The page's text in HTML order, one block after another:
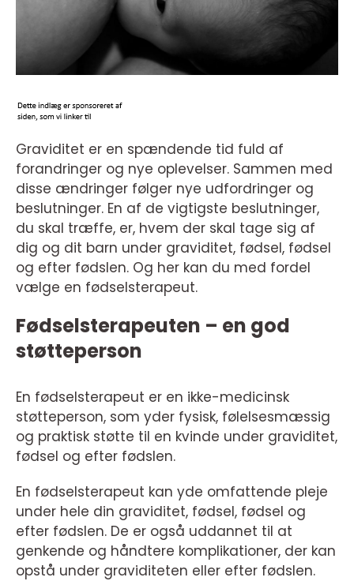
Graviditet er en spændende tid fuld af
forandringer og nye oplevelser. Sammen med
disse ændringer følger nye udfordringer og
beslutninger. En af de vigtigste beslutninger,
du skal træffe, er, hvem der skal tage sig af
dig og dit barn under graviditet, fødsel, fødsel
og efter fødslen. Og her kan du med fordel
vælge en fødselsterapeut.
Fødselsterapeuten – en god
støtteperson
En fødselsterapeut er en ikke-medicinsk
støtteperson, som yder fysisk, følelsesmæssig
og praktisk støtte til en kvinde under graviditet,
fødsel og efter fødslen.
En fødselsterapeut kan yde omfattende pleje
under hele din graviditet, fødsel, fødsel og
efter fødslen. De er også uddannet til at
genkende og håndtere komplikationer, der kan
opstå under graviditeten eller efter fødslen.